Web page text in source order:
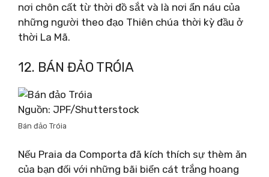
nơi chôn cất từ ​​thời đồ sắt và là nơi ẩn náu của
những người theo đạo Thiên chúa thời kỳ đầu ở
thời La Mã.
12. BÁN ĐẢO TRÓIA
Nguồn: JPF/Shutterstock
Bán đảo Tróia
Nếu Praia da Comporta đã kích thích sự thèm ăn
của bạn đối với những bãi biển cát trắng hoang